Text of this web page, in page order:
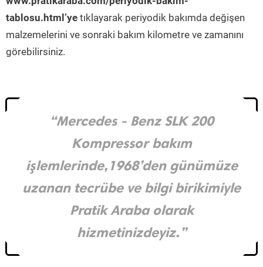
tablosu.html’ye tıklayarak periyodik bakımda değişen
malzemelerini ve sonraki bakım kilometre ve zamanını
görebilirsiniz.
“Mercedes - Benz SLK 200
Kompressor bakım
işlemlerinde,1968’den günümüze
uzanan tecrübe ve bilgi birikimiyle
Pratik Araba olarak
hizmetinizdeyiz.”